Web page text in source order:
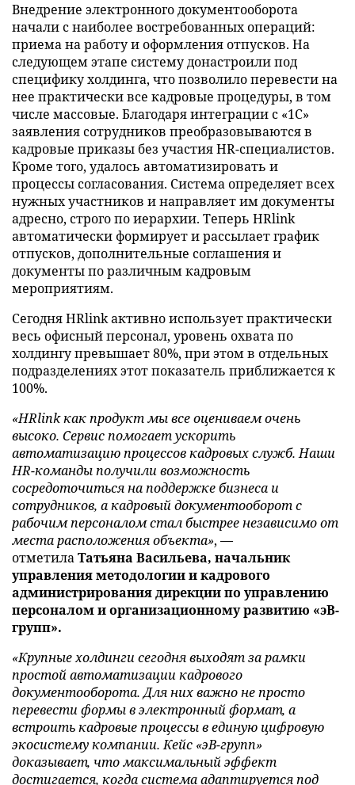
Внедрение электронного документооборота
начали с наиболее востребованных операций:
приема на работу и оформления отпусков. На
следующем этапе систему донастроили под
специфику холдинга, что позволило перевести на
нее практически все кадровые процедуры, в том
числе массовые. Благодаря интеграции с «1С»
заявления сотрудников преобразовываются в
кадровые приказы без участия HR-специалистов.
Кроме того, удалось автоматизировать и
процессы согласования. Система определяет всех
нужных участников и направляет им документы
адресно, строго по иерархии. Теперь HRlink
автоматически формирует и рассылает график
отпусков, дополнительные соглашения и
документы по различным кадровым
мероприятиям.
Сегодня HRlink активно использует практически
весь офисный персонал, уровень охвата по
холдингу превышает 80%, при этом в отдельных
подразделениях этот показатель приближается к
100%.
«HRlink как продукт мы все оцениваем очень
высоко. Сервис помогает ускорить
автоматизацию процессов кадровых служб. Наши
HR-команды получили возможность
сосредоточиться на поддержке бизнеса и
сотрудников, а кадровый документооборот с
рабочим персоналом стал быстрее независимо от
места расположения объекта», —
отметилаТатьяна Васильева, начальник
управления методологии и кадрового
администрирования дирекции по управлению
персоналом и организационному развитию «эВ-
групп».
«Крупные холдинги сегодня выходят за рамки
простой автоматизации кадрового
документооборота. Для них важно не просто
перевести формы в электронный формат, а
встроить кадровые процессы в единую цифровую
экосистему компании. Кейс «эВ-групп»
доказывает, что максимальный эффект
достигается, когда система адаптируется под